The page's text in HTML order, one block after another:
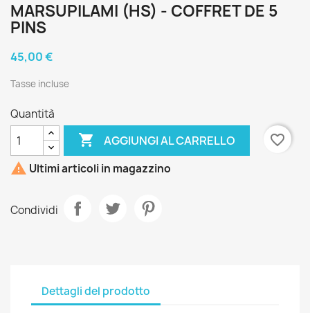
MARSUPILAMI (HS) - COFFRET DE 5
PINS
45,00 €
Tasse incluse
Quantità
 AGGIUNGI AL CARRELLO
favorite_border
 Ultimi articoli in magazzino
Condividi
Dettagli del prodotto